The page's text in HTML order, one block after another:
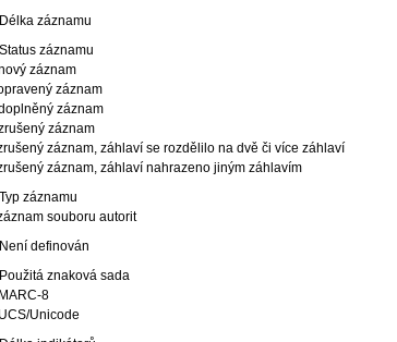
záznamu
záznamu
záznam
záznam
záznam
záznam
záznam, záhlaví se rozdělilo na dvě či více záhlaví
záznam, záhlaví nahrazeno jiným záhlavím
záznamu
souboru autorit
definován
znaková sada
8
Unicode